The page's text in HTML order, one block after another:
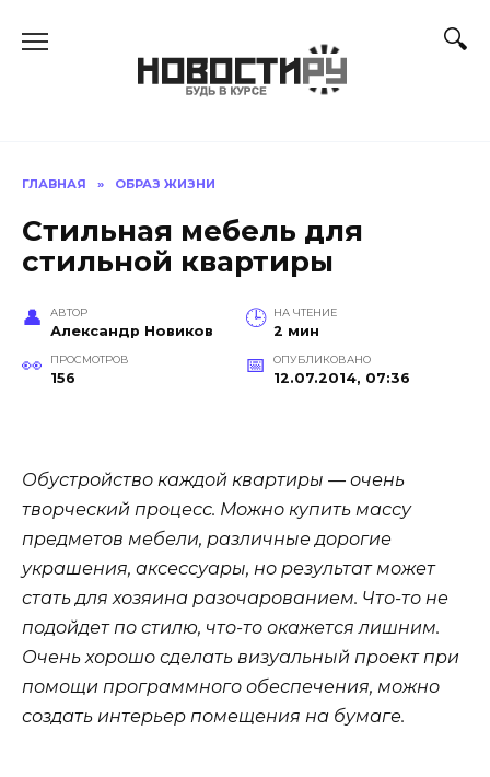
ГЛАВНАЯ » ОБРАЗ ЖИЗНИ
Стильная мебель для
стильной квартиры
АВТОР
Александр Новиков
НА ЧТЕНИЕ
2 мин
ПРОСМОТРОВ
156
ОПУБЛИКОВАНО
12.07.2014, 07:36
Обустройство каждой квартиры — очень
творческий процесс. Можно купить массу
предметов мебели, различные дорогие
украшения, аксессуары, но результат может
стать для хозяина разочарованием. Что-то не
подойдет по стилю, что-то окажется лишним.
Очень хорошо сделать визуальный проект при
помощи программного обеспечения, можно
создать интерьер помещения на бумаге.